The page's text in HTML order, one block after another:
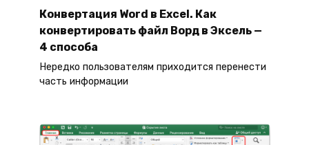
Конвертация Word в Excel. Как
конвертировать файл Ворд в Эксель —
4 способа
Нередко пользователям приходится перенести
часть информации